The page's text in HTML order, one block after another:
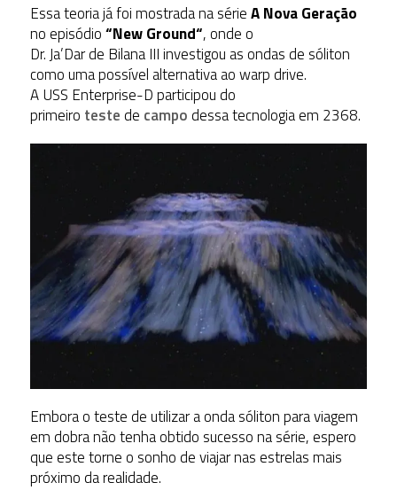
Essa teoria já foi mostrada na sérieA Nova Geração
no episódio“New Ground“, onde o
Dr. Ja’Dar de Bilana III investigou as ondas de sóliton
como uma possível alternativa ao warp drive.
A USS Enterprise-D participou do
primeiro testede campodessa tecnologia em 2368.
Embora o teste de utilizar a onda sóliton para viagem
em dobra não tenha obtido sucesso na série, espero
que este torne o sonho de viajar nas estrelas mais
próximo da realidade.